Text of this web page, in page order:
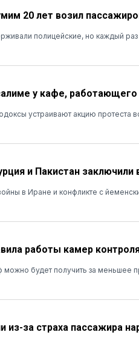
20 лет возил
полицейские, но каждый
у кафе,
устраивают акцию протеста
и Пакистан
в Иране и конфликте с
работы камер
можно будет получить за меньшее
из-за страха пассажира